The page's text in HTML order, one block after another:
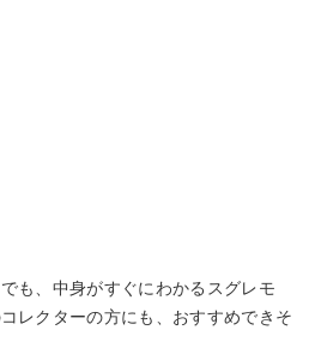
も、中身がすぐにわかるスグレモ
レクターの方にも、おすすめできそ